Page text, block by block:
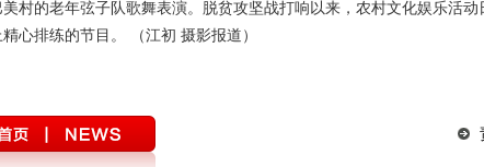
美村的老年弦子队歌舞表演。脱贫攻坚战打响以来，农村文化娱乐活动
心排练的节目。 （江初 摄影报道）